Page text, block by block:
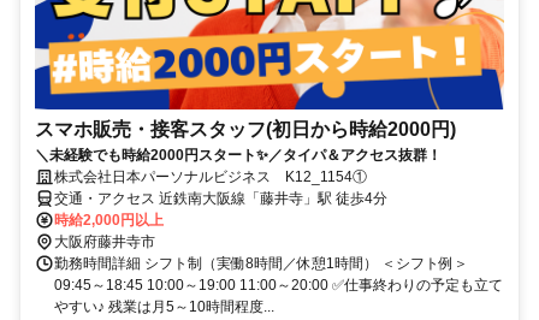
スマホ販売・接客スタッフ(初日から時給2000円)
＼未経験でも時給2000円スタート✨／タイパ＆アクセス抜群！
株式会社日本パーソナルビジネス K12_1154①
交通・アクセス 近鉄南大阪線「藤井寺」駅 徒歩4分
時給2,000円以上
大阪府藤井寺市
勤務時間詳細 シフト制（実働8時間／休憩1時間） ＜シフト例＞
09:45～18:45 10:00～19:00 11:00～20:00 ✅仕事終わりの予定も立て
やすい♪ 残業は月5～10時間程度...